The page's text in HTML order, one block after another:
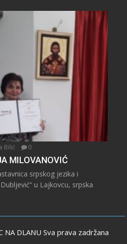
Bilić 0
MILOVANOVIĆ
srpskog jezika i
u Lajkovcu, srpska
NA DLANU Sva prava zadržana